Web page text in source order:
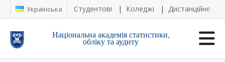
Українська Студентові Коледжі Дистанційне
Національна академія статистики,
обліку та аудиту